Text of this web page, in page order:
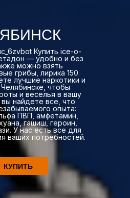
Купить ice-o-
— удобно и без
можно взять
грибы, лирика 150.
лучшие наркотики и
Челябинске, чтобы
и веселья в вашу
найдете все, что
опыта:
ПВП, амфетамин,
гашиш, героин,
У нас есть все для
ваших потребностей.
КУПИТЬ